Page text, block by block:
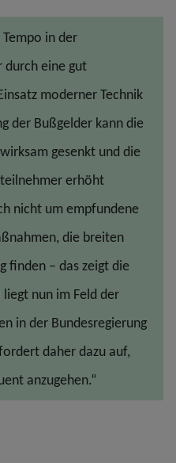
in der
durch eine gut
moderner Technik
der Bußgelder kann die
gesenkt und die
erhöht
nicht um empfundene
die breiten
finden – das zeigt die
nun im Feld der
in der Bundesregierung
daher dazu auf,
anzugehen.“